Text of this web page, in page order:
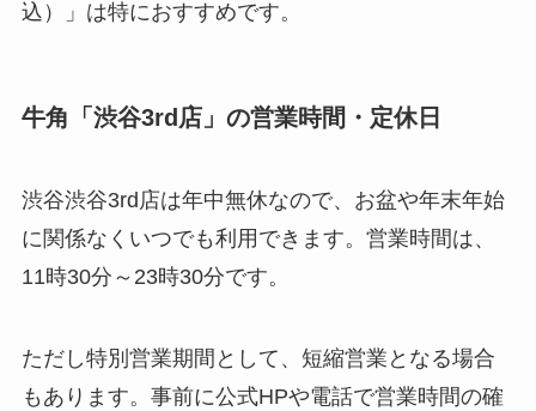
込）」は特におすすめです。
牛角「渋谷3rd店」の営業時間・定休日
渋谷渋谷3rd店は年中無休なので、お盆や年末年始
に関係なくいつでも利用できます。営業時間は、
11時30分～23時30分です。
ただし特別営業期間として、短縮営業となる場合
もあります。事前に公式HPや電話で営業時間の確